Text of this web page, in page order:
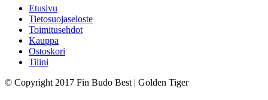
Etusivu
Tietosuojaseloste
Toimitusehdot
Kauppa
Ostoskori
Tilini
© Copyright 2017 Fin Budo Best | Golden Tiger